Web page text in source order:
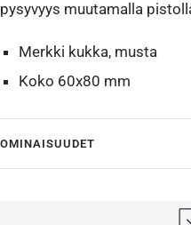
pysyvyys muutamalla
Merkki kukka, musta
Koko 60x80 mm
OMINAISUUDET